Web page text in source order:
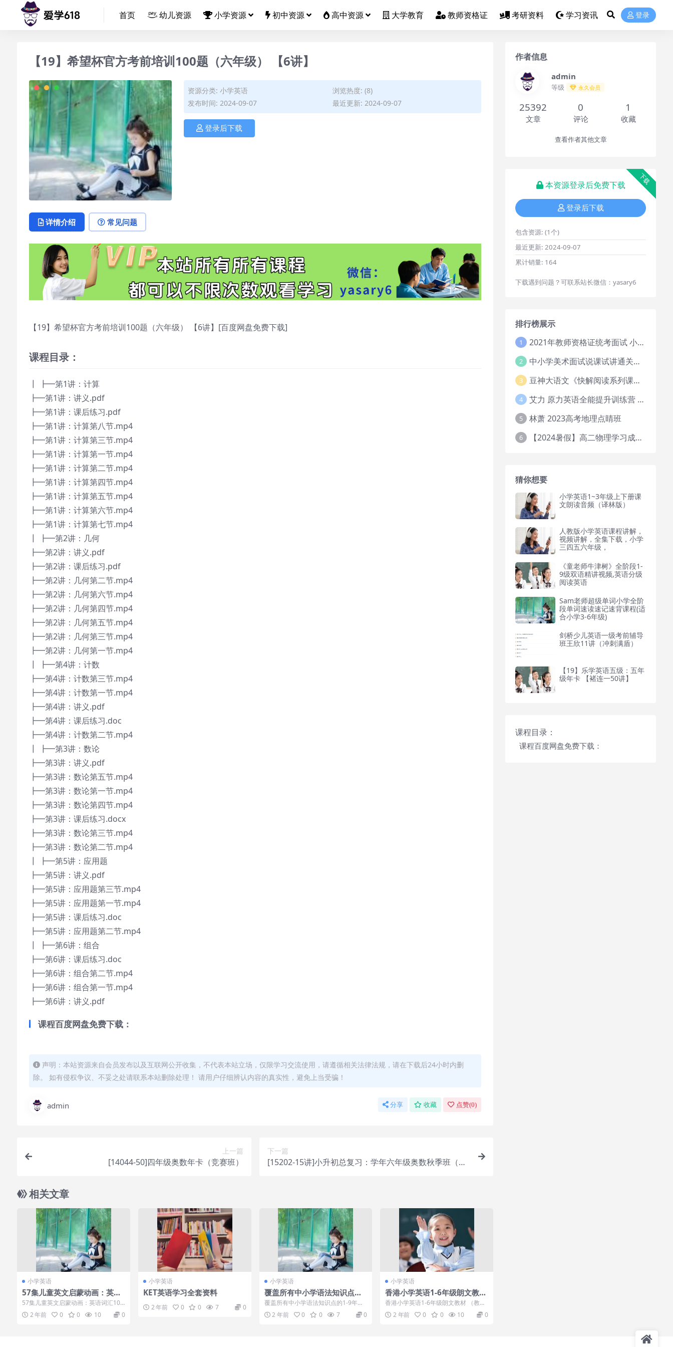
首页 幼儿资源 小学资源 初中资源 高中资源 大学教育 教师资格证 考研资料 学习资讯 登录
【19】希望杯官方考前培训100题（六年级） 【6讲】
资源分类: 小学英语
浏览热度: (8)
发布时间: 2024-09-07
最近更新: 2024-09-07
登录后下载
详情介绍 常见问题
【19】希望杯官方考前培训100题（六年级） 【6讲】[百度网盘免费下载]
课程目录：
┃ ┣━第1讲：计算
┣━第1讲：讲义.pdf
┣━第1讲：课后练习.pdf
┣━第1讲：计算第八节.mp4
┣━第1讲：计算第三节.mp4
┣━第1讲：计算第一节.mp4
┣━第1讲：计算第二节.mp4
┣━第1讲：计算第四节.mp4
┣━第1讲：计算第五节.mp4
┣━第1讲：计算第六节.mp4
┣━第1讲：计算第七节.mp4
┃ ┣━第2讲：几何
┣━第2讲：讲义.pdf
┣━第2讲：课后练习.pdf
┣━第2讲：几何第二节.mp4
┣━第2讲：几何第六节.mp4
┣━第2讲：几何第四节.mp4
┣━第2讲：几何第五节.mp4
┣━第2讲：几何第三节.mp4
┣━第2讲：几何第一节.mp4
┃ ┣━第4讲：计数
┣━第4讲：计数第三节.mp4
┣━第4讲：计数第一节.mp4
┣━第4讲：讲义.pdf
┣━第4讲：课后练习.doc
┣━第4讲：计数第二节.mp4
┃ ┣━第3讲：数论
┣━第3讲：讲义.pdf
┣━第3讲：数论第五节.mp4
┣━第3讲：数论第一节.mp4
┣━第3讲：数论第四节.mp4
┣━第3讲：课后练习.docx
┣━第3讲：数论第三节.mp4
┣━第3讲：数论第二节.mp4
┃ ┣━第5讲：应用题
┣━第5讲：讲义.pdf
┣━第5讲：应用题第三节.mp4
┣━第5讲：应用题第一节.mp4
┣━第5讲：课后练习.doc
┣━第5讲：应用题第二节.mp4
┃ ┣━第6讲：组合
┣━第6讲：课后练习.doc
┣━第6讲：组合第二节.mp4
┣━第6讲：组合第一节.mp4
┣━第6讲：讲义.pdf
课程百度网盘免费下载：
声明：本站资源来自会员发布以及互联网公开收集，不代表本站立场，仅限学习交流使用，请遵循相关法律法规，请在下载后24小时内删
除。 如有侵权争议、不妥之处请联系本站删除处理！ 请用户仔细辨认内容的真实性，避免上当受骗！
admin 分享 收藏 点赞(0)
上一篇
[14044-50]四年级奥数年卡（竞赛班）
下一篇
[15202-15讲]小升初总复习：学年六年级奥数秋季班（竞
相关文章
小学英语
57集儿童英文启蒙动画：英语
词汇1000
57集儿童英文启蒙动画：英语词汇100
0 目录：├─1.Kids vocabul...
2 年前 0 0 10 0
小学英语
KET英语学习全套资料
2 年前 0 0 7 0
小学英语
覆盖所有中小学语法知识点的1
-9年级30讲最全学而思英语语
法
覆盖所有中小学语法知识点的1-9年级3
0讲最全学而思英语语法今天，跟大家
分享的是...
2 年前 0 0 7 0
小学英语
香港小学英语1-6年级朗文教材
（教材、练习册、配套听力MP
3、视频）
香港小学英语1-6年级朗文教材 （教
材、练习册、配套听力MP3、视频）
[百度云网...
2 年前 0 0 10 0
作者信息
admin
等级 永久会员
25392
文章
0
评论
1
收藏
查看作者其他文章
下载
本资源登录后免费下载
登录后下载
包含资源: (1个)
最近更新: 2024-09-07
累计销量: 164
下载遇到问题？可联系站长微信：yasary6
排行榜展示
1 2021年教师资格证统考面试 小学教资资料试讲+答辩
2 中小学美术面试说课试讲通关班14讲（辅助资料第一套）
3 豆神大语文《快解阅读系列课教程完整》
4 艾力 原力英语全能提升训练营 151G网课大合集
5 林萧 2023高考地理点睛班
6 【2024暑假】高二物理学习成长与规划系统1期
猜你想要
小学英语1~3年级上下册课
文朗读音频（译林版）
人教版小学英语课程讲解，
视频讲解，全集下载，小学
三四五六年级，
《童老师牛津树》全阶段1-
9级双语精讲视频,英语分级
阅读英语
Sam老师超级单词小学全阶
段单词速读速记速背课程(适
合小学3-6年级)
剑桥少儿英语一级考前辅导
班王欣11讲（冲刺满盾）
【19】乐学英语五级：五年
级年卡 【褚连一50讲】
课程目录：
课程百度网盘免费下载：